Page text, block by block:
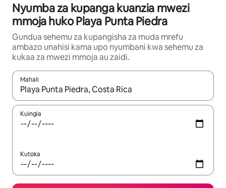
Nyumba za kupanga kuanzia mwezi
mmoja huko Playa Punta Piedra
Gundua sehemu za kupangisha za muda mrefu
ambazo unahisi kama upo nyumbani kwa sehemu za
kukaa za mwezi mmoja au zaidi.
Mahali
Wakati matokeo yanapatikana, vinjari kwa kutumia vitufe vya
Kuingia
Kutoka